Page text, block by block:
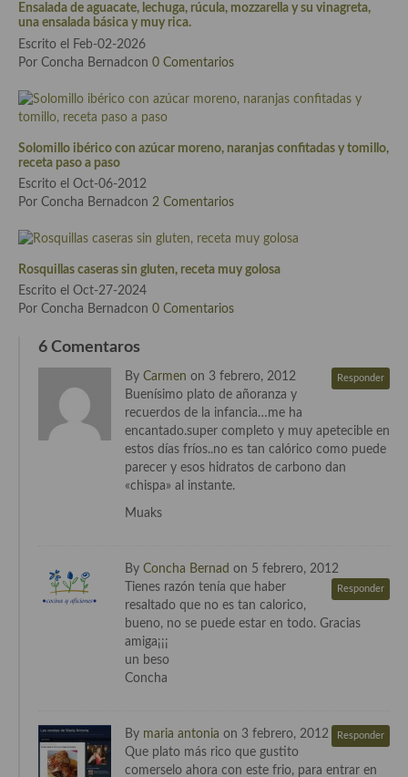
Cocina de Guatemala
Cocina de Nicaragua
Cocina Ecuatoriana
Cocina Mexicana
Cocina peruana
Cocina de Oriente Medio
Cocina israelí
Cocina libanesa
Cocina Armenia
Cocina Siria
Cocina Azerí (Azerbaiyán)
Cocina Tailandesa
Cocina Japonesa
Cocina Vietnamita
Cocina camboyana
Cocina HIndú
Ensalada de aguacate, lechuga, rúcula, mozzarella y su vinagreta,
una ensalada básica y muy rica.
Escrito el Feb-02-2026
Por Concha Bernadcon 0 Comentarios
Solomillo ibérico con azúcar moreno, naranjas confitadas y tomillo,
receta paso a paso
Escrito el Oct-06-2012
Por Concha Bernadcon 2 Comentarios
Rosquillas caseras sin gluten, receta muy golosa
Escrito el Oct-27-2024
Por Concha Bernadcon 0 Comentarios
6 Comentaros
By Carmen on 3 febrero, 2012 Responder
Buenísimo plato de añoranza y
recuerdos de la infancia…me ha
encantado.super completo y muy apetecible en
estos días fríos..no es tan calórico como puede
parecer y esos hidratos de carbono dan
«chispa» al instante.
Muaks
By Concha Bernad on 5 febrero, 2012
Responder
Tienes razón tenía que haber
resaltado que no es tan calorico,
bueno, no se puede estar en todo. Gracias
amiga¡¡¡
un beso
Concha
By maria antonia on 3 febrero, 2012 Responder
Que plato más rico que gustito
comerselo ahora con este frio, para entrar en